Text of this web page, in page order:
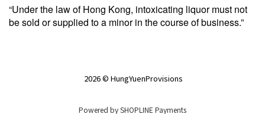
“Under the law of Hong Kong, intoxicating liquor must not
be sold or supplied to a minor in the course of business.”
2026 © HungYuenProvisions
Powered bySHOPLINE Payments